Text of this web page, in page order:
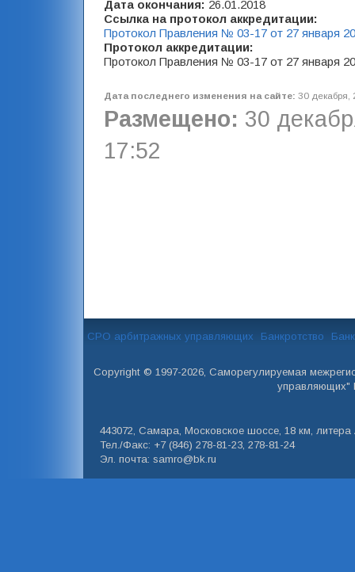
Дата окончания: 26.01.2018
Ссылка на протокол аккредитации:
Протокол Правления № 03-17 от 27 января
Протокол аккредитации:
Протокол Правления № 03-17 от 27 января
Дата последнего изменения на сайте: 30 декабря,
Размещено: 30
17:52
СРО арбитражных управляющих Банкротство
Copyright © 1997-2026, Саморегулируемая
управляющих"
443072, Самара, Московское шоссе, 18 км, литера
Тел./Факс: +7 (846) 278-81-23, 278-81-24
Эл. почта: samro@bk.ru